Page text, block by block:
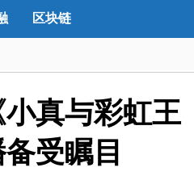
区块链
真与彩虹王
受瞩目